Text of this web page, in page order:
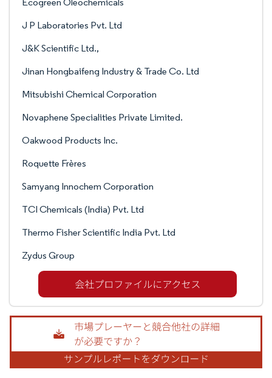
J P Laboratories Pvt. Ltd
J&K Scientific Ltd.,
Jinan Hongbaifeng Industry & Trade Co. Ltd
Mitsubishi Chemical Corporation
Novaphene Specialities Private Limited.
Oakwood Products Inc.
Roquette Frères
Samyang Innochem Corporation
TCI Chemicals (India) Pvt. Ltd
Thermo Fisher Scientific India Pvt. Ltd
Zydus Group